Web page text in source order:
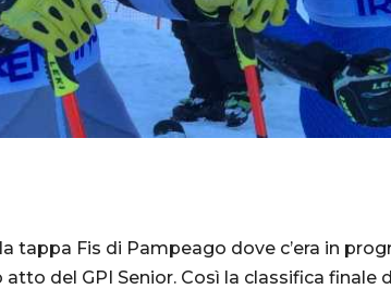
tappa Fis di Pampeago dove c’era in
del GPI Senior. Così la classifica finale